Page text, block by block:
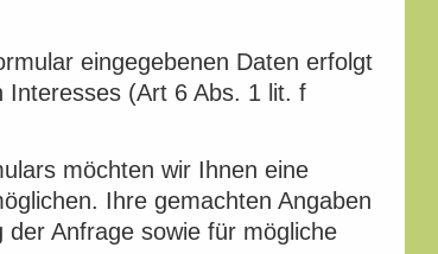
eingegebenen Daten erfolgt
Interesses (Art 6 Abs. 1 lit. f
möchten wir Ihnen eine
Ihre gemachten Angaben
Anfrage sowie für mögliche